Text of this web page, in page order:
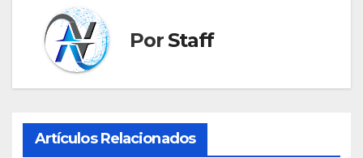
Por Staff
Artículos Relacionados